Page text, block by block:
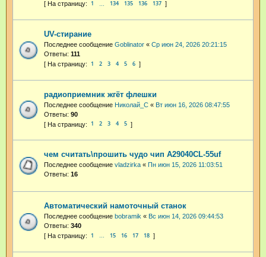
1 134 135 136 137
UV-стирание
Последнее сообщение Goblinator « Ср июн 24, 2026 20:21:15
Ответы: 111
1 2 3 4 5 6
радиоприемник жгёт флешки
Последнее сообщение Николай_С « Вт июн 16, 2026 08:47:55
Ответы: 90
1 2 3 4 5
чем считать\прошить чудо чип А29040CL-55uf
Последнее сообщение vladzirka « Пн июн 15, 2026 11:03:51
Ответы: 16
Автоматический намоточный станок
Последнее сообщение bobramik « Вс июн 14, 2026 09:44:53
Ответы: 340
1 … 15 16 17 18